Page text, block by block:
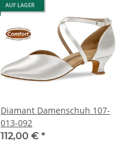
AUF LAGER
Diamant Damenschuh 107-
013-092
112,00 € *